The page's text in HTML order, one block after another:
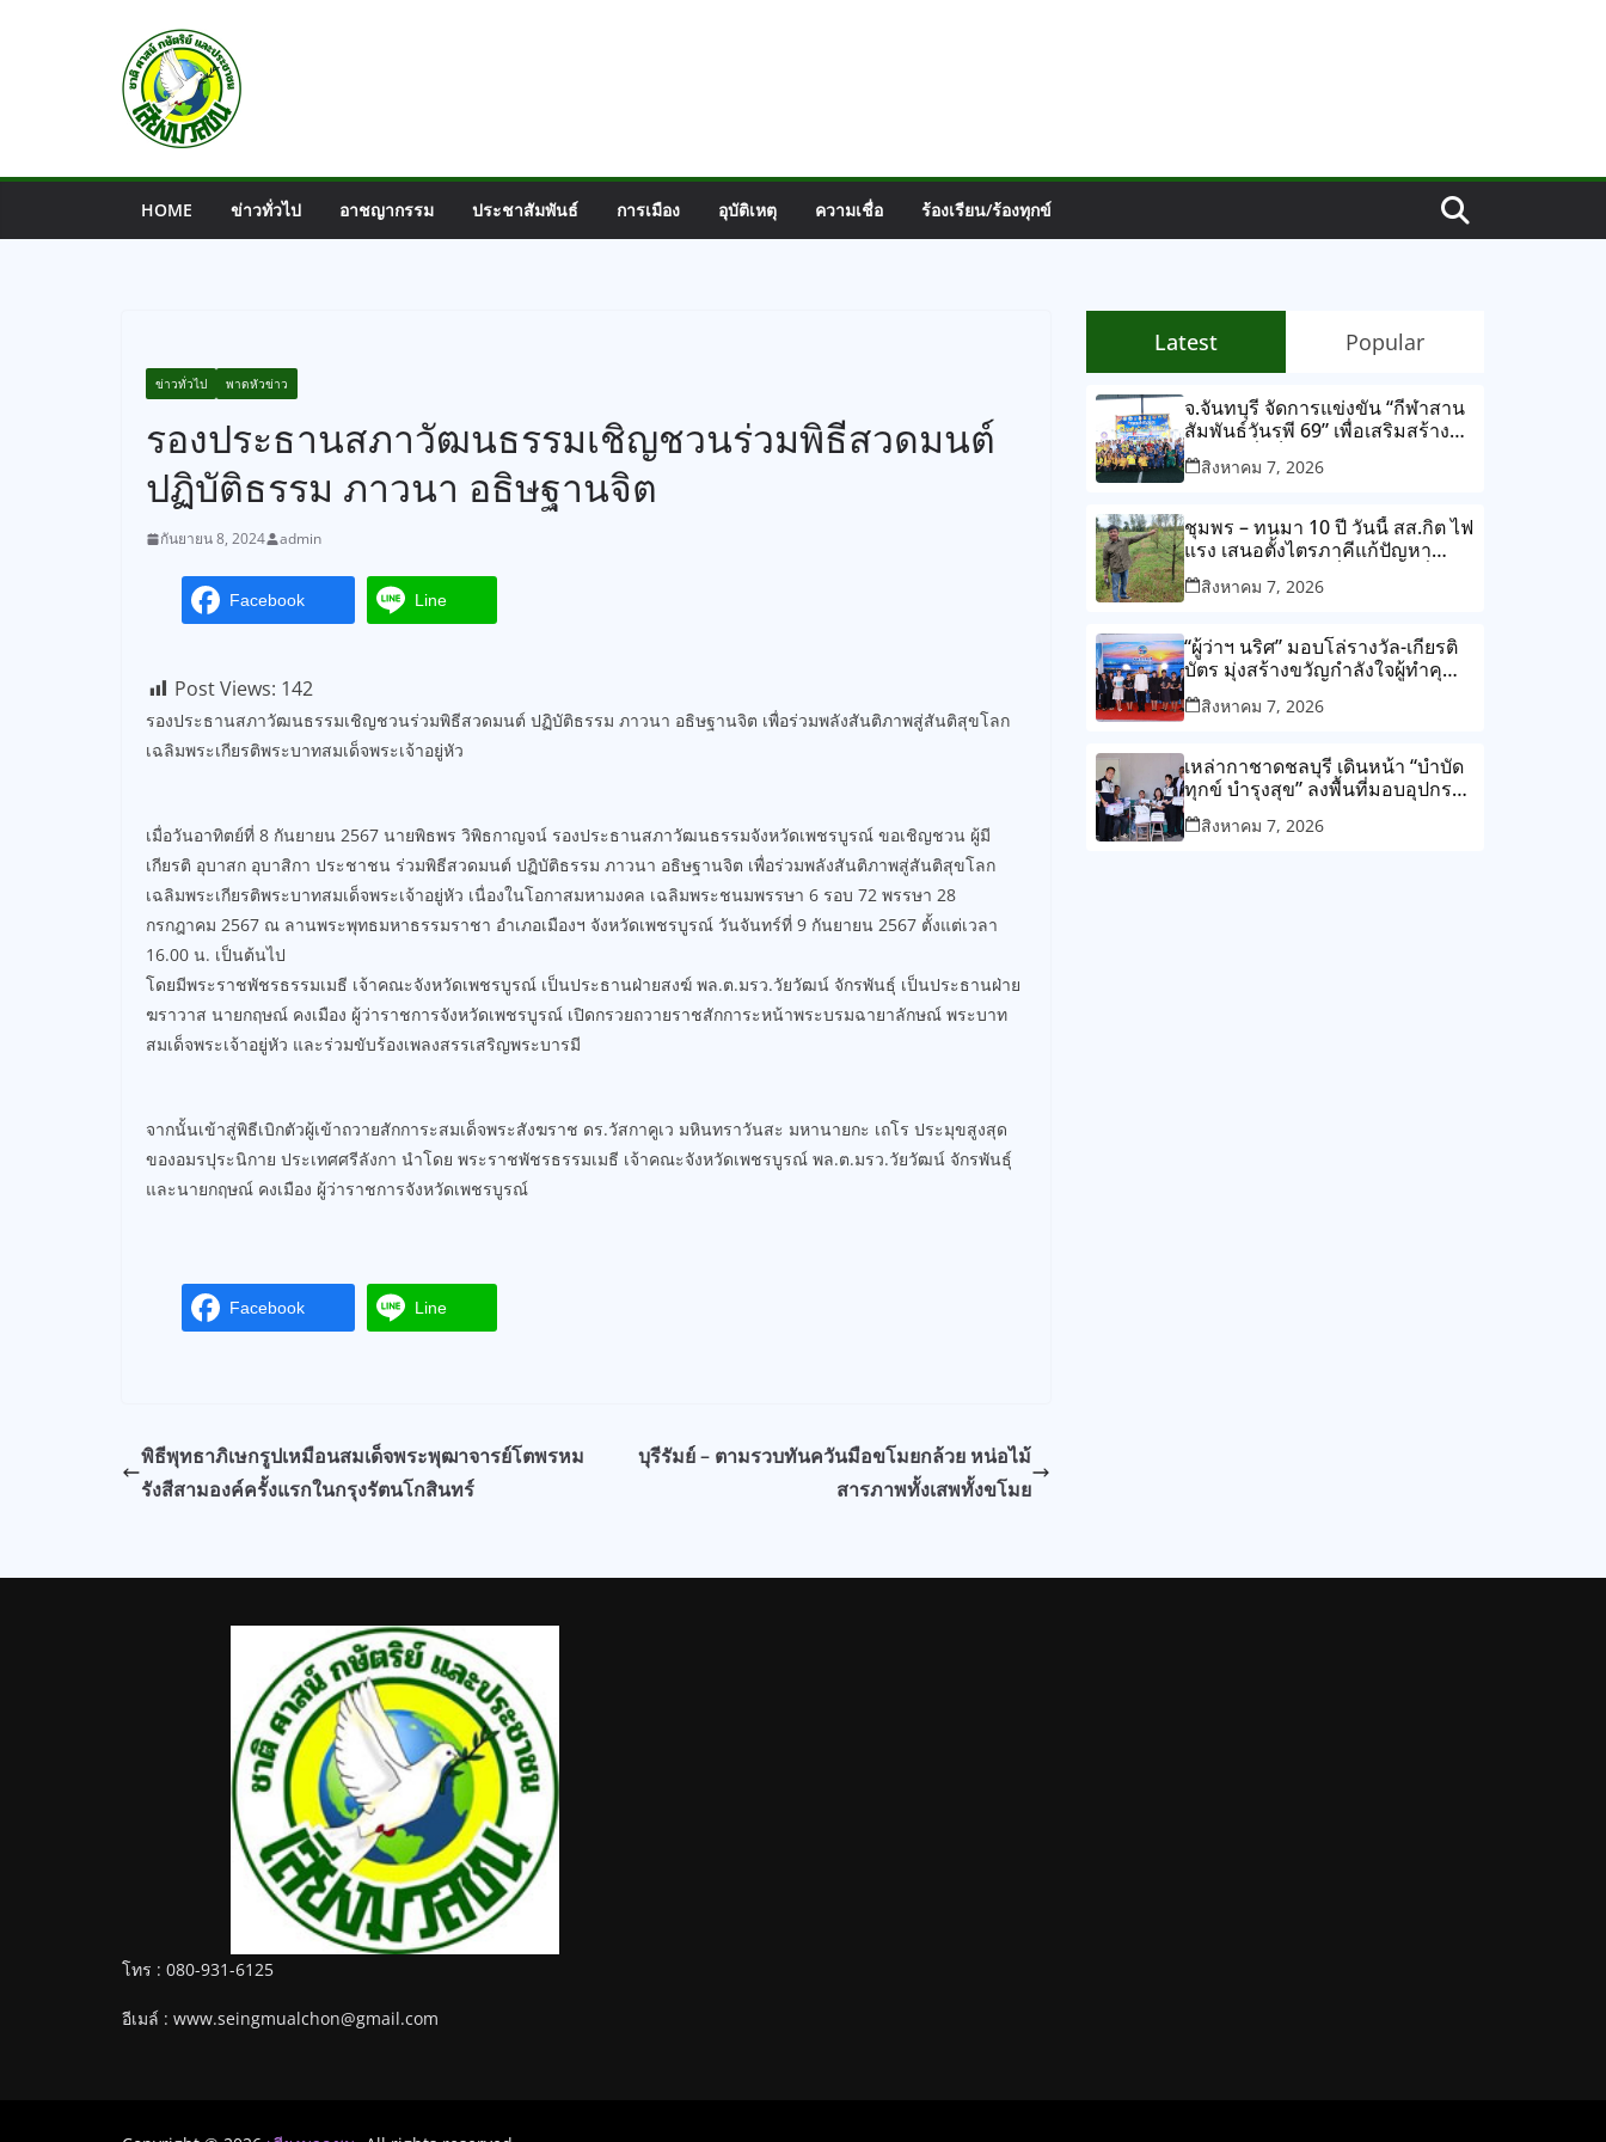
HOME ข่าวทั่วไป อาชญากรรม ประชาสัมพันธ์ การเมือง อุบัติเหตุ ความเชื่อ ร้องเรียน/ร้องทุกข์
ข่าวทั่วไป พาดหัวข่าว
รองประธานสภาวัฒนธรรมเชิญชวนร่วมพิธีสวดมนต์
ปฏิบัติธรรม ภาวนา อธิษฐานจิต
กันยายน 8, 2024 admin
Facebook Line
Post Views: 142
รองประธานสภาวัฒนธรรมเชิญชวนร่วมพิธีสวดมนต์ ปฏิบัติธรรม ภาวนา อธิษฐานจิต เพื่อร่วมพลังสันติภาพสู่สันติสุขโลก
เฉลิมพระเกียรติพระบาทสมเด็จพระเจ้าอยู่หัว
เมื่อวันอาทิตย์ที่ 8 กันยายน 2567 นายพิธพร วิพิธกาญจน์ รองประธานสภาวัฒนธรรมจังหวัดเพชรบูรณ์ ขอเชิญชวน ผู้มี
เกียรติ อุบาสก อุบาสิกา ประชาชน ร่วมพิธีสวดมนต์ ปฏิบัติธรรม ภาวนา อธิษฐานจิต เพื่อร่วมพลังสันติภาพสู่สันติสุขโลก
เฉลิมพระเกียรติพระบาทสมเด็จพระเจ้าอยู่หัว เนื่องในโอกาสมหามงคล เฉลิมพระชนมพรรษา 6 รอบ 72 พรรษา 28
กรกฎาคม 2567 ณ ลานพระพุทธมหาธรรมราชา อำเภอเมืองฯ จังหวัดเพชรบูรณ์ วันจันทร์ที่ 9 กันยายน 2567 ตั้งแต่เวลา
16.00 น. เป็นต้นไป
โดยมีพระราชพัชรธรรมเมธี เจ้าคณะจังหวัดเพชรบูรณ์ เป็นประธานฝ่ายสงฆ์ พล.ต.มรว.วัยวัฒน์ จักรพันธุ์ เป็นประธานฝ่าย
ฆราวาส นายกฤษณ์ คงเมือง ผู้ว่าราชการจังหวัดเพชรบูรณ์ เปิดกรวยถวายราชสักการะหน้าพระบรมฉายาลักษณ์ พระบาท
สมเด็จพระเจ้าอยู่หัว และร่วมขับร้องเพลงสรรเสริญพระบารมี
จากนั้นเข้าสู่พิธีเบิกตัวผู้เข้าถวายสักการะสมเด็จพระสังฆราช ดร.วัสกาคูเว มหินทราวันสะ มหานายกะ เถโร ประมุขสูงสุด
ของอมรปุระนิกาย ประเทศศรีลังกา นำโดย พระราชพัชรธรรมเมธี เจ้าคณะจังหวัดเพชรบูรณ์ พล.ต.มรว.วัยวัฒน์ จักรพันธุ์
และนายกฤษณ์ คงเมือง ผู้ว่าราชการจังหวัดเพชรบูรณ์
Facebook Line
พิธีพุทธาภิเษกรูปเหมือนสมเด็จพระพุฒาจารย์โตพรหม
รังสีสามองค์ครั้งแรกในกรุงรัตนโกสินทร์
บุรีรัมย์ – ตามรวบทันควันมือขโมยกล้วย หน่อไม้
สารภาพทั้งเสพทั้งขโมย
Latest Popular
จ.จันทบุรี จัดการแข่งขัน “กีฬาสาน
สัมพันธ์วันรพี 69” เพื่อเสริมสร้าง
สุขภาพที่แข็งแรง และความ
สามัคคีร่วมกัน ผ่านการแข่งขัน
สิงหาคม 7, 2026
ชุมพร – ทนมา 10 ปี วันนี้ สส.กิต ไฟ
แรง เสนอตั้งไตรภาคีแก้ปัญหา
โรงงานกับชุมชน ลั่น ต้องแก้ที่ต้น
เหตุไม่ใช่แก้ปลายเหตุไม่รู้จบ
สิงหาคม 7, 2026
“ผู้ว่าฯ นริศ” มอบโล่รางวัล-เกียรติ
บัตร มุ่งสร้างขวัญกำลังใจผู้ทำคุณ
ประโยชน์แก่สังคม
สิงหาคม 7, 2026
เหล่ากาชาดชลบุรี เดินหน้า “บำบัด
ทุกข์ บำรุงสุข” ลงพื้นที่มอบอุปกรณ์
ช่วยเหลือและถุงยังชีพแก่ผู้ยากไร้
สิงหาคม 7, 2026
โทร : 080-931-6125
อีเมล์ : www.seingmualchon@gmail.com